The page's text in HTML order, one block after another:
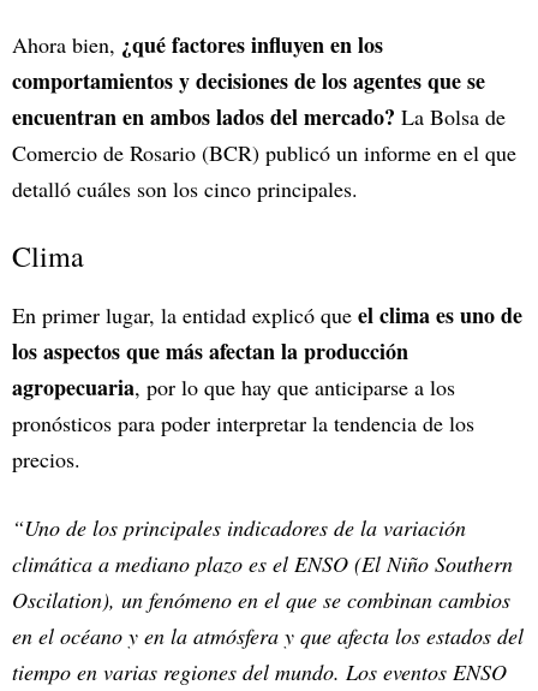
Ahora bien, ¿qué factores influyen en los
comportamientos y decisiones de los agentes que se
encuentran en ambos lados del mercado? La Bolsa de
Comercio de Rosario (BCR) publicó un informe en el que
detalló cuáles son los cinco principales.
Clima
En primer lugar, la entidad explicó que el clima es uno de
los aspectos que más afectan la producción
agropecuaria, por lo que hay que anticiparse a los
pronósticos para poder interpretar la tendencia de los
precios.
“Uno de los principales indicadores de la variación
climática a mediano plazo es el ENSO (El Niño Southern
Oscilation), un fenómeno en el que se combinan cambios
en el océano y en la atmósfera y que afecta los estados del
tiempo en varias regiones del mundo. Los eventos ENSO